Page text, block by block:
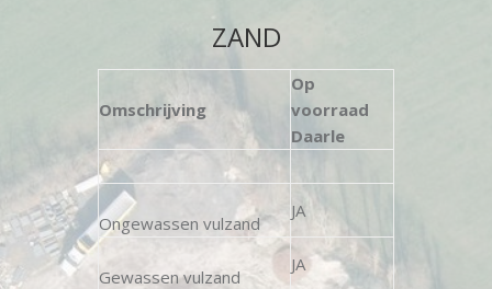
ZAND
Omschrijving
Op
voorraad
Daarle
Ongewassen vulzand
JA
Gewassen vulzand
JA